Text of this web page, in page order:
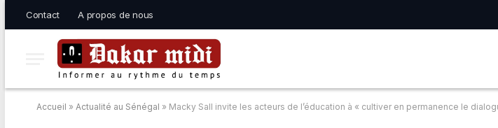
Contact A propos de nous
Accueil » Actualité au Sénégal » Macky Sall invite les acteurs de l’éducation à « cultiver en permanence le